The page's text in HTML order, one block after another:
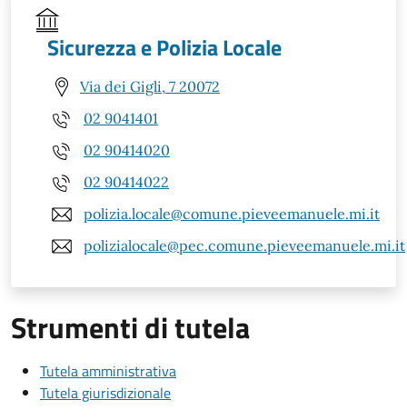
Sicurezza e Polizia Locale
Via dei Gigli, 7 20072
02 9041401
02 90414020
02 90414022
polizia.locale@comune.pieveemanuele.mi.it
polizialocale@pec.comune.pieveemanuele.mi.it
Strumenti di tutela
Tutela amministrativa
Tutela giurisdizionale